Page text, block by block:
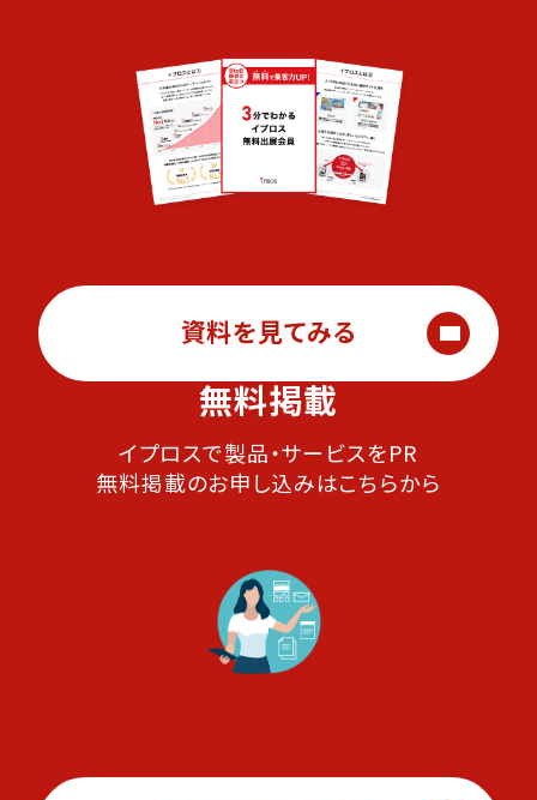
資料を見てみる
無料掲載
イプロスで製品・サービスをPR
無料掲載のお申し込みはこちらから